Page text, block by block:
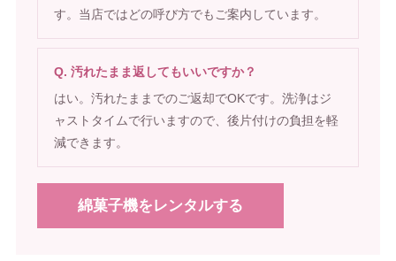
す。当店ではどの呼び方でもご案内しています。
Q. 汚れたまま返してもいいですか？
はい。汚れたままでのご返却でOKです。洗浄はジ
ャストタイムで行いますので、後片付けの負担を軽
減できます。
綿菓子機をレンタルする